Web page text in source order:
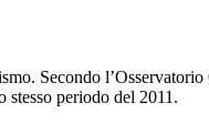
Secondo
stesso periodo del 2011.